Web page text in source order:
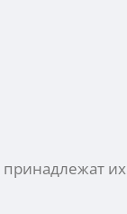
принадлежат их